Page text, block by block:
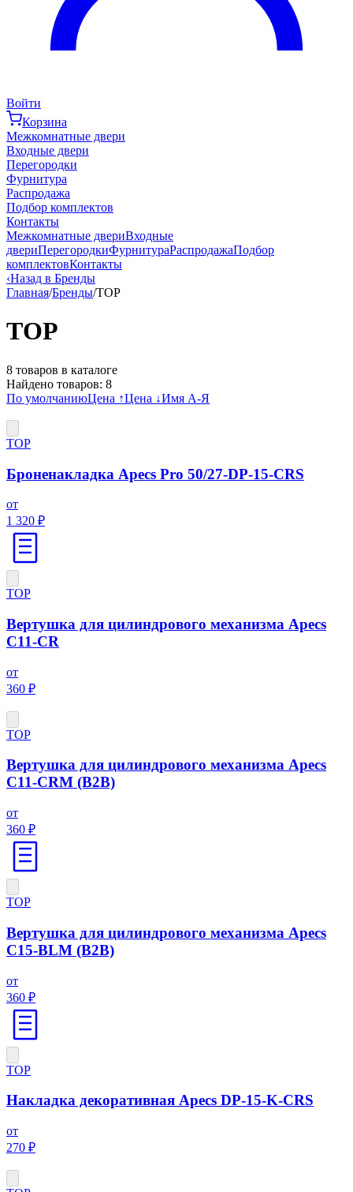
Войти
Корзина
Межкомнатные двери
Входные двери
Перегородки
Фурнитура
Распродажа
Подбор комплектов
Контакты
Межкомнатные двериВходные
двериПерегородкиФурнитураРаспродажаПодбор
комплектовКонтакты
‹Назад в Бренды
Главная/Бренды/ТОР
ТОР
8 товаров в каталоге
Найдено товаров: 8
По умолчаниюЦена ↑Цена ↓Имя А-Я
ТОР
Броненакладка Apecs Pro 50/27-DP-15-CRS
от
1 320 ₽
ТОР
Вертушка для цилиндрового механизма Apecs
C11-CR
от
360 ₽
ТОР
Вертушка для цилиндрового механизма Apecs
C11-CRM (B2B)
от
360 ₽
ТОР
Вертушка для цилиндрового механизма Apecs
C15-BLM (B2B)
от
360 ₽
ТОР
Накладка декоративная Apecs DP-15-K-CRS
от
270 ₽